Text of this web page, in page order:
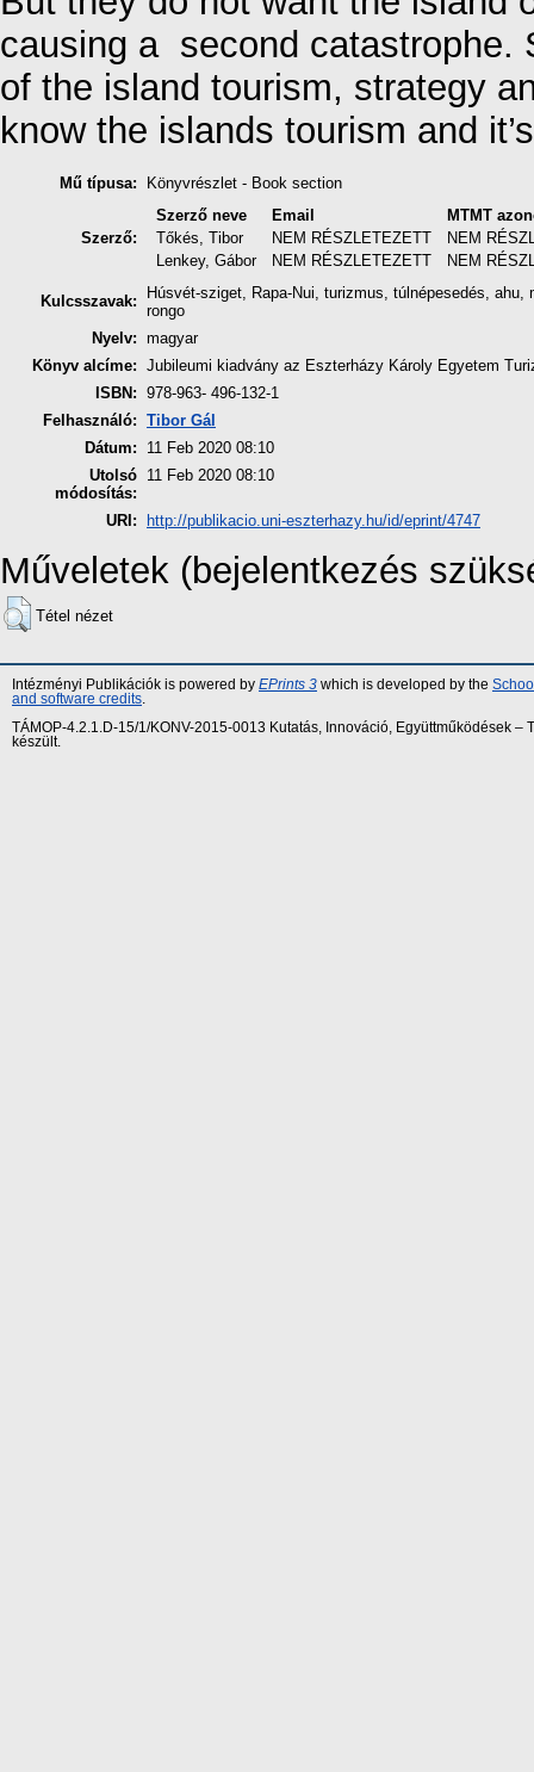
causing a second catastrophe.
of the island tourism, strategy
know the islands tourism and
Mű típusa: Könyvrészlet - Book section
Szerző:
Szerző neve Email
MTMT
Tőkés, Tibor
NEM RÉSZLETEZETT
NEM
Lenkey, Gábor
NEM RÉSZLETEZETT NEM
Kulcsszavak:
Húsvét-sziget, Rapa-Nui, turizmus, túlnépesedés,
rongo
Nyelv: magyar
Könyv alcíme: Jubileumi kiadvány az Eszterházy Károly Egyetem
ISBN: 978-963- 496-132-1
Felhasználó: Tibor Gál
Dátum:
11 Feb 2020 08:10
Utolsó
módosítás:
11 Feb 2020 08:10
URI: http://publikacio.uni-eszterhazy.hu/id/eprint/4747
Műveletek (bejelentkezés
Tétel nézet
Intézményi Publikációk is powered by EPrints 3 which is developed by the
and software credits.
TÁMOP-4.2.1.D-15/1/KONV-2015-0013 Kutatás, Innováció, Együttműködések
készült.